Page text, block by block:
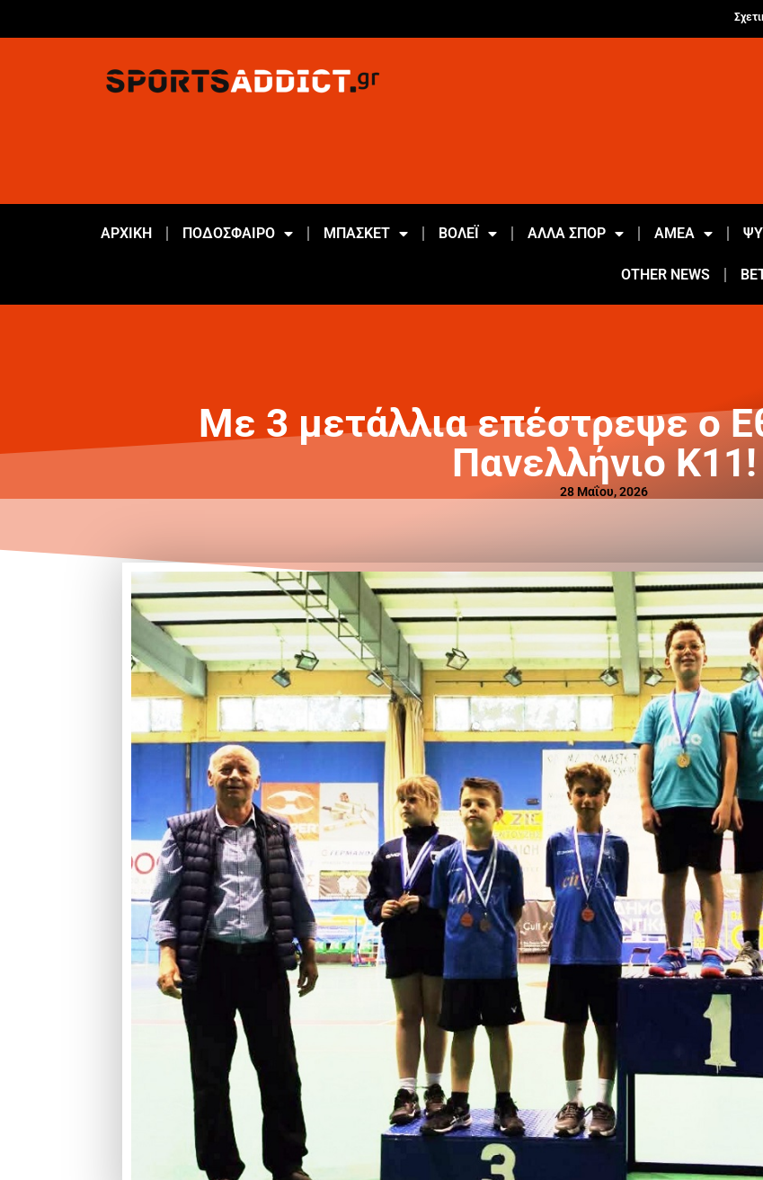
ΑΡΧΙΚΗ ΠΟΔΟΣΦΑΙΡΟ ΜΠΑΣΚΕΤ ΒΟΛΕΪ ΑΛΛΑ ΣΠΟΡ ΑΜΕΑ
OTHER NEWS
Με 3 μετάλλια επέστρεψε ο
Πανελλήνιο Κ11!
28 Μαΐου, 2026